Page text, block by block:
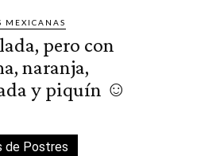
MEXICANAS
pero con
naranja,
y piquín ☺️
de Postres